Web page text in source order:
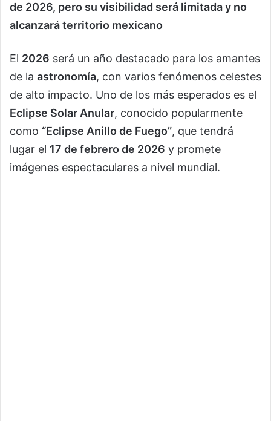
de 2026, pero su visibilidad será limitada y no
alcanzará territorio mexicano
El 2026 será un año destacado para los amantes
de la astronomía, con varios fenómenos celestes
de alto impacto. Uno de los más esperados es el
Eclipse Solar Anular, conocido popularmente
como “Eclipse Anillo de Fuego”, que tendrá
lugar el 17 de febrero de 2026 y promete
imágenes espectaculares a nivel mundial.